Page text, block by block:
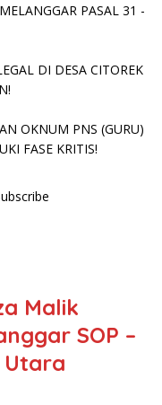
PASAL 31 -
DI DESA CITOREK
OKNUM PNS (GURU)
FASE KRITIS!
Malik
SOP –
Utara